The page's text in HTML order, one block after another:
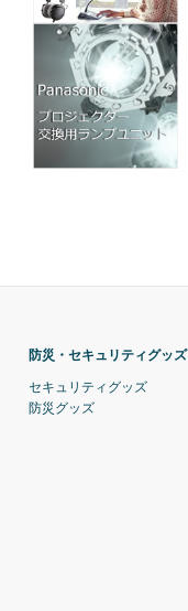
防災・セキュリティグッズ
セキュリティグッズ
防災グッズ